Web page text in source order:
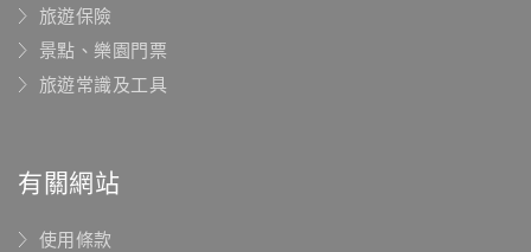
旅遊保險
景點、樂園門票
旅遊常識及工具
有關網站
使用條款